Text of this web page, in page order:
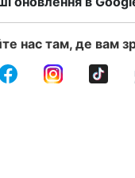
нас там, де вам